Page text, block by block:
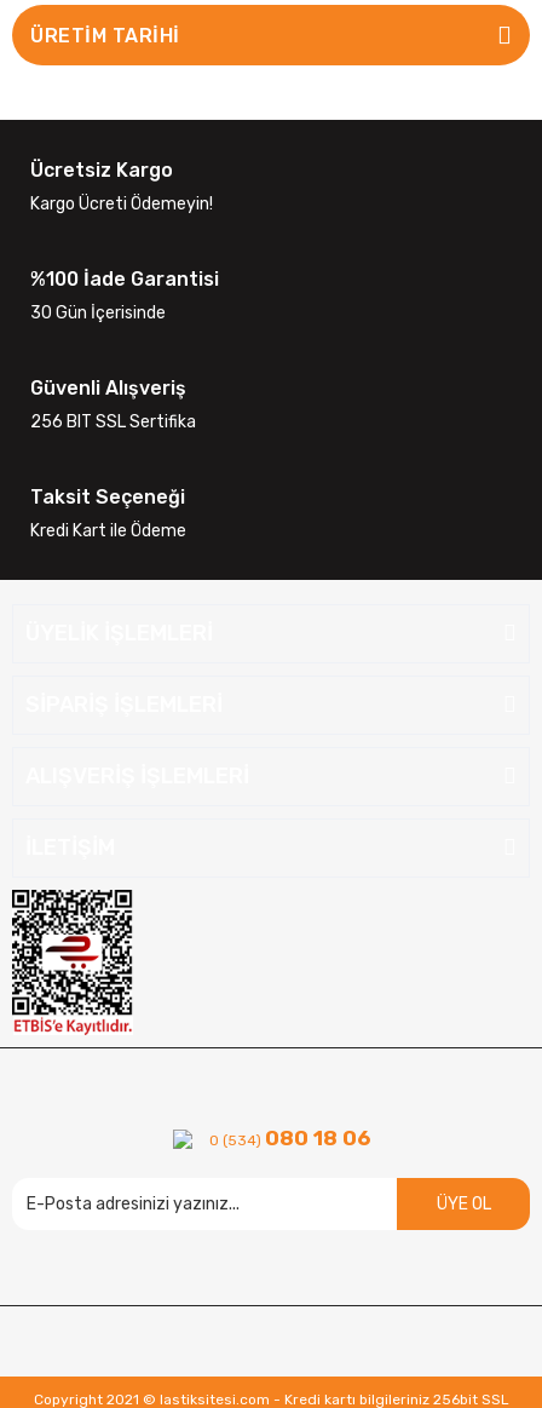
ÜRETİM TARİHİ
Ücretsiz Kargo
Kargo Ücreti Ödemeyin!
%100 İade Garantisi
30 Gün İçerisinde
Güvenli Alışveriş
256 BIT SSL Sertifika
Taksit Seçeneği
Kredi Kart ile Ödeme
0 (534) 080 18 06
ÜYE OL
Copyright 2021 © lastiksitesi.com - Kredi kartı bilgileriniz 256bit SSL